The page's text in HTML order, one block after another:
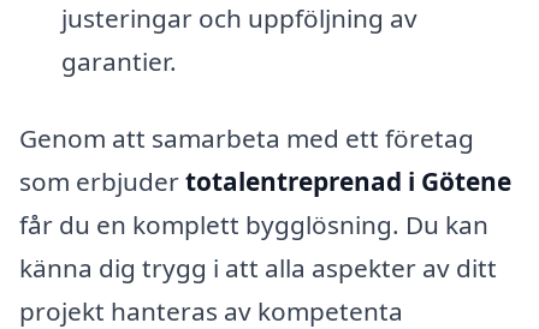
justeringar och uppföljning av
garantier.
Genom att samarbeta med ett företag
som erbjudertotalentreprenad i Götene
får du en komplett bygglösning. Du kan
känna dig trygg i att alla aspekter av ditt
projekt hanteras av kompetenta